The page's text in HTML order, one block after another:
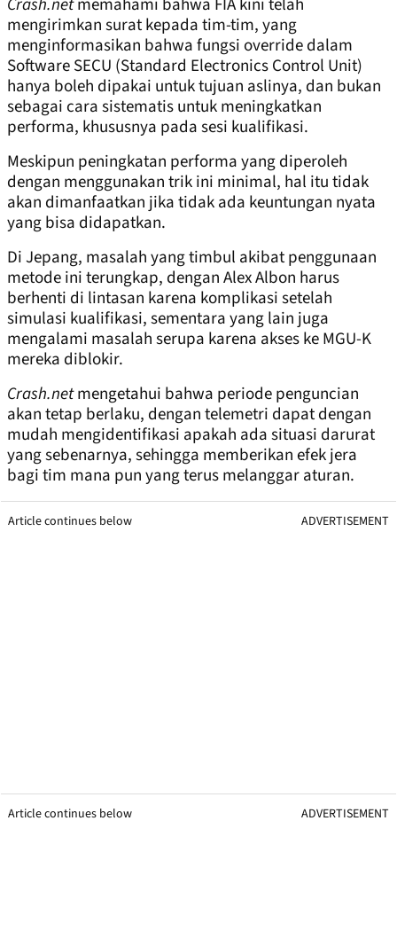
Crash.netmemahami bahwa FIA kini telah
mengirimkan surat kepada tim-tim, yang
menginformasikan bahwa fungsi override dalam
Software SECU (Standard Electronics Control Unit)
hanya boleh dipakai untuk tujuan aslinya, dan bukan
sebagai cara sistematis untuk meningkatkan
performa, khususnya pada sesi kualifikasi.
Meskipun peningkatan performa yang diperoleh
dengan menggunakan trik ini minimal, hal itu tidak
akan dimanfaatkan jika tidak ada keuntungan nyata
yang bisa didapatkan.
Di Jepang, masalah yang timbul akibat penggunaan
metode ini terungkap, dengan Alex Albon harus
berhenti di lintasan karena komplikasi setelah
simulasi kualifikasi, sementara yang lain juga
mengalami masalah serupa karena akses ke MGU-K
mereka diblokir.
Crash.netmengetahui bahwa periode penguncian
akan tetap berlaku, dengan telemetri dapat dengan
mudah mengidentifikasi apakah ada situasi darurat
yang sebenarnya, sehingga memberikan efek jera
bagi tim mana pun yang terus melanggar aturan.
Article continues below ADVERTISEMENT
Article continues below ADVERTISEMENT